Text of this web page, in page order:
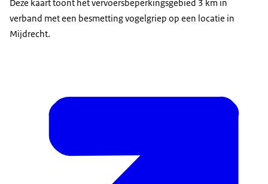
Deze kaart toont het vervoersbeperkingsgebied 3 km in
verband met een besmetting vogelgriep op een locatie in
Mijdrecht.